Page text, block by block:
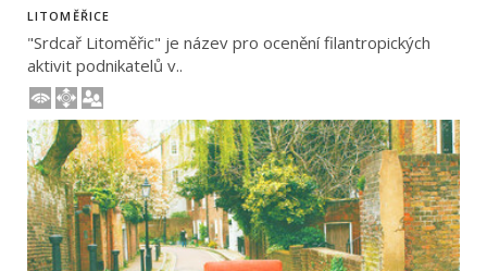
LITOMĚŘICE
"Srdcař Litoměřic" je název pro ocenění filantropických
aktivit podnikatelů v..